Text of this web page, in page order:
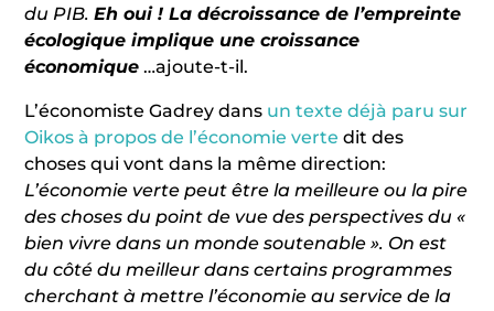
du PIB.Eh oui ! La décroissance de l’empreinte
écologique implique une croissance
économique …ajoute-t-il.
L’économiste Gadrey dans un texte déjà paru sur
Oikos à propos de l’économie verte dit des
choses qui vont dans la même direction:
L’économie verte peut être la meilleure ou la pire
des choses du point de vue des perspectives du «
bien vivre dans un monde soutenable ». On est
du côté du meilleur dans certains programmes
cherchant à mettre l’économie au service de la